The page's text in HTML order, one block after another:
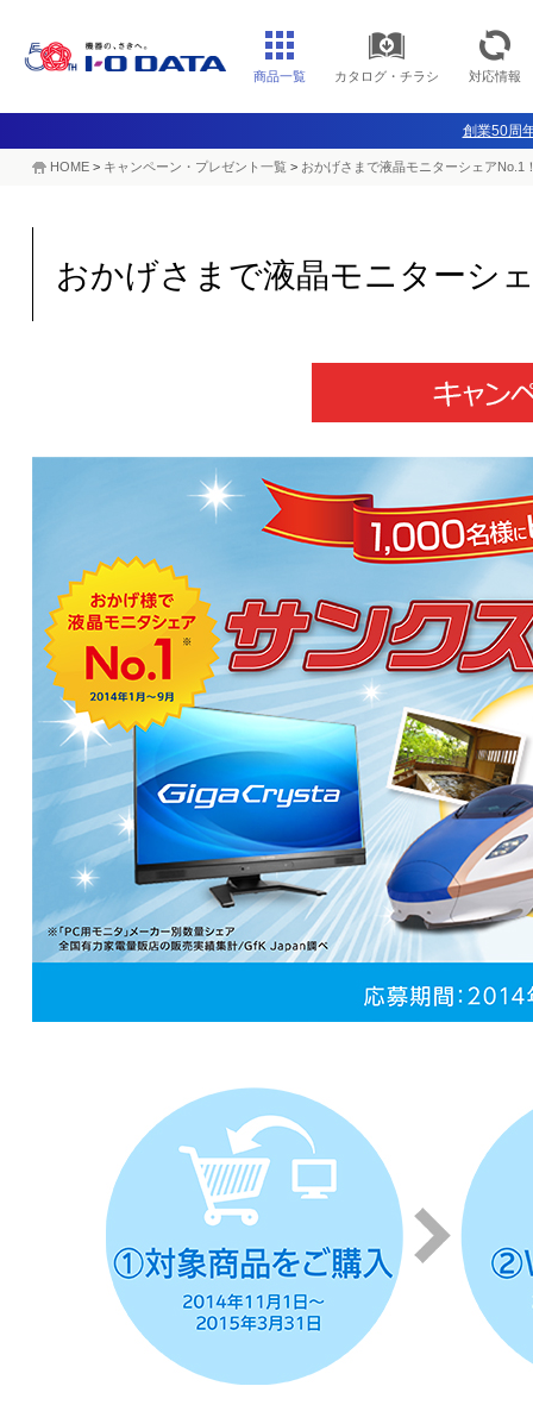
商品一覧 カタログ・チラシ 対応情報
創業50周
HOME > キャンペーン・プレゼント一覧 > おかげさまで液晶モニターシェアNo.1
おかげさまで液晶モニターシ